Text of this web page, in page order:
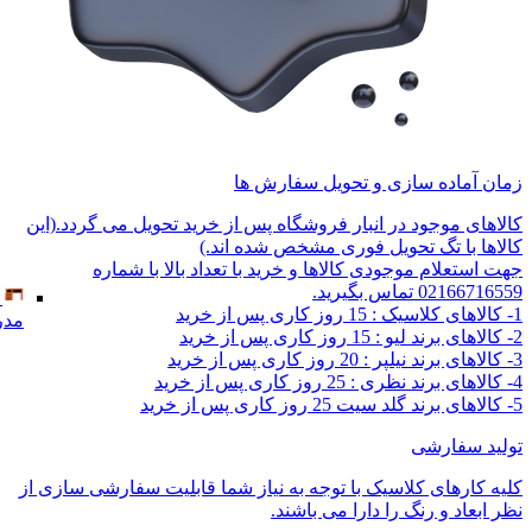
زمان آماده سازی و تحویل سفارش ها
کالاهای موجود در انبار فروشگاه پس از خرید تحویل می گردد.(این
کالاها با تگ تحویل فوری مشخص شده اند.)
جهت استعلام موجودی کالاها و خرید با تعداد بالا با شماره
02166716559 تماس بگیرید.
1- کالاهای کلاسیک : 15 روز کاری پس از خرید
2- کالاهای برند لیو : 15 روز کاری پس از خرید
3- کالاهای برند نیلپر : 20 روز کاری پس از خرید
4- کالاهای برند نظری : 25 روز کاری پس از خرید
5- کالاهای برند گلد سیت 25 روز کاری پس از خرید
تولید سفارشی
کلیه کارهای کلاسیک با توجه به نیاز شما قابلیت سفارشی سازی از
نظر ابعاد و رنگ را دارا می باشند.